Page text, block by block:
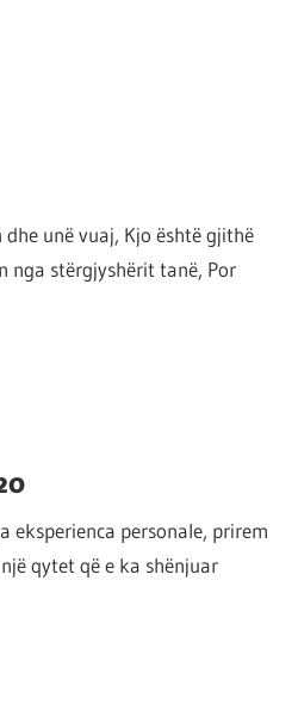
unë vuaj, Kjo është gjithë
nga stërgjyshërit tanë, Por
eksperienca personale, prirem
qytet që e ka shënjuar